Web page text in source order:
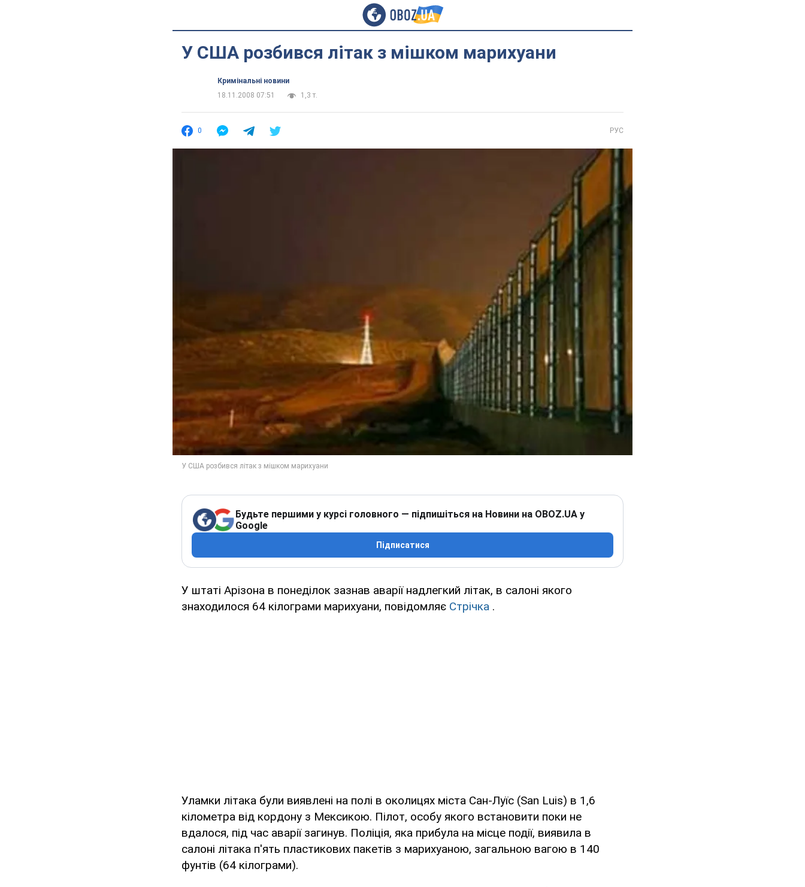
У США розбився літак з мішком марихуани
Кримінальні новини
18.11.2008 07:51
1,3 т.
0 РУС
Будьте першими у курсі головного — підпишіться на Новини на OBOZ.UA у
Google
Підписатися
У штаті Арізона в понеділок зазнав аварії надлегкий літак, в салоні якого
знаходилося 64 кілограми марихуани, повідомляє Стрічка .
Уламки літака були виявлені на полі в околицях міста Сан-Луїс (San Luis) в 1,6
кілометра від кордону з Мексикою. Пілот, особу якого встановити поки не
вдалося, під час аварії загинув. Поліція, яка прибула на місце події, виявила в
салоні літака п'ять пластикових пакетів з марихуаною, загальною вагою в 140
фунтів (64 кілограми).